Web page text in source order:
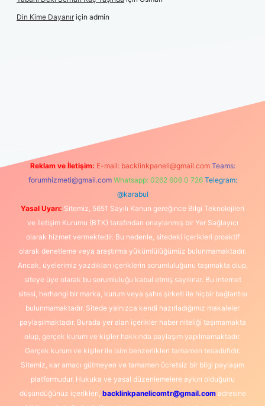
Din Kime Dayanıriçin admin
Reklam ve İletişim: E-mail: backlinkpaneli@gmail.com Teams:
forumhizmeti@gmail.com Whatsapp: 0262 606 0 726 Telegram:
@karabul
Yasal Uyarı: Sitemiz, 5651 Sayılı Kanun gereğince Bilgi Teknolojileri
ve İletişim Kurumu (BTK) tarafından onaylanmış bir Yer Sağlayıcı
olarak hizmet vermektedir. Bu nedenle, sitedeki içerikleri proaktif
olarak denetleme veya araştırma yükümlülüğümüz bulunmamaktadır.
Ancak, üyelerimiz yazdıkları içeriklerin sorumluluğunu taşımakta olup,
siteye üye olarak bu sorumluluğu kabul etmiş sayılırlar. Bu internet
sitesi, herhangi bir marka, kurum veya şahıs şirketi ile hiçbir bağlantısı
bulunmamaktadır. Sitede yalnızca kendi hazırladığımız makaleler
paylaşılmaktadır. Burada yer alan içerikler haber niteliği taşımamakta
olup, gerçek kurum ve kişiler hakkında paylaşım yapılmamaktadır.
Gerçek kurum ve kişiler ile isim benzerlikleri tamamen tesadüfidir.
Sitemiz, kar amacı gütmeyen ve tamamen ücretsiz bir bilgi paylaşım
platformudur. Hukuka ve yasal düzenlemelere aykırı olduğunu
düşündüğünüz içerikleri, backlinkpanelicomtr@gmail.comadresine